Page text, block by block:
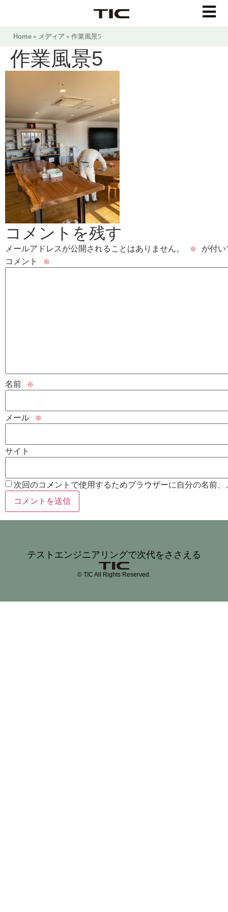
Home » メディア » 作業風景5
作業風景5
コメントを残す
メールアドレスが公開されることはありません。 ※
が付
コメント
※
名前 ※
メール ※
サイト
次回のコメントで使用するためブラウザーに自分の名前
テストエンジニアリングで次代をささえる
© TIC All Rights Reserved.